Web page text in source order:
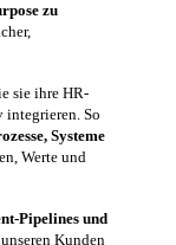
zu
sie ihre HR-
integrieren. So
Systeme
Werte und
Pipelines und
Kunden